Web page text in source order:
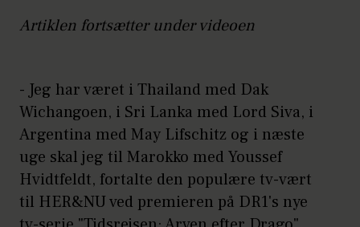
Artiklen fortsætter under videoen
- Jeg har været i Thailand med Dak
Wichangoen, i Sri Lanka med Lord Siva, i
Argentina med May Lifschitz og i næste
uge skal jeg til Marokko med Youssef
Hvidtfeldt, fortalte den populære tv-vært
til HER&NU ved premieren på DR1's nye